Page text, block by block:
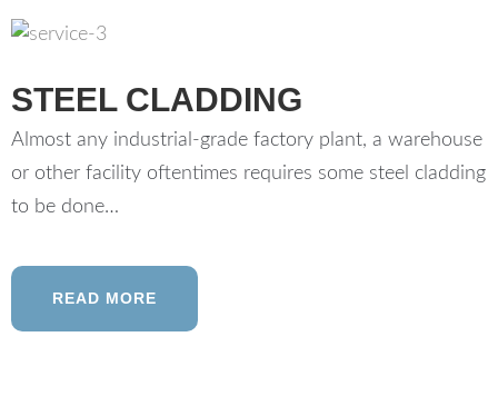
STEEL CLADDING
Almost any industrial-grade factory plant, a warehouse
or other facility oftentimes requires some steel cladding
to be done…
READ MORE